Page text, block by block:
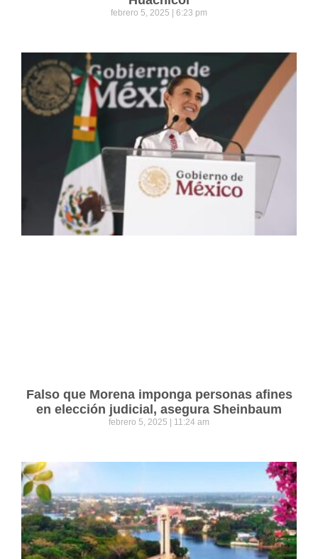
febrero 5, 2025 6:23 pm
Falso que Morena imponga personas afines
en elección judicial, asegura Sheinbaum
febrero 5, 2025 11:24 am